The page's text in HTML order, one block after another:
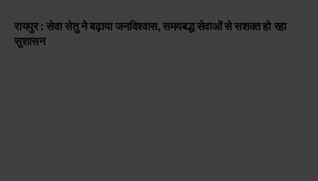
रायपुर : सेवा सेतु ने बढ़ाया जनविश्वास, समयबद्ध सेवाओं से सशक्त हो रहा
सुशासन